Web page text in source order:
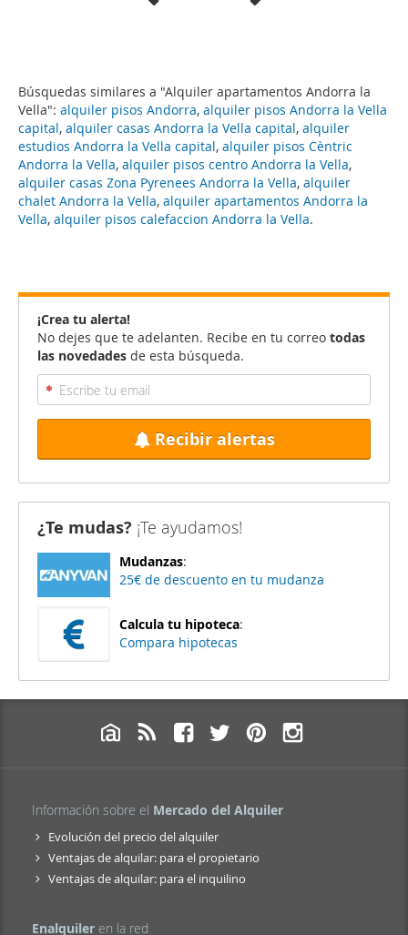
Búsquedas similares a "Alquiler apartamentos Andorra la
Vella": alquiler pisos Andorra, alquiler pisos Andorra la Vella
capital, alquiler casas Andorra la Vella capital, alquiler
estudios Andorra la Vella capital, alquiler pisos Cèntric
Andorra la Vella, alquiler pisos centro Andorra la Vella,
alquiler casas Zona Pyrenees Andorra la Vella, alquiler
chalet Andorra la Vella, alquiler apartamentos Andorra la
Vella, alquiler pisos calefaccion Andorra la Vella.
¡Crea tu alerta!
No dejes que te adelanten. Recibe en tu correo todas
las novedades de esta búsqueda.
Recibir alertas
¿Te mudas? ¡Te ayudamos!
Mudanzas:
25€ de descuento en tu mudanza
Calcula tu hipoteca:
Compara hipotecas
Información sobre el Mercado del Alquiler
Evolución del precio del alquiler
Ventajas de alquilar: para el propietario
Ventajas de alquilar: para el inquilino
Enalquiler en la red